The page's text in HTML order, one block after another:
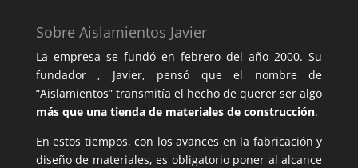
Sobre Aislamientos Javier
La empresa se fundó en febrero del año 2000. Su
fundador , Javier, pensó que el nombre de
“Aislamientos” transmitía el hecho de querer ser algo
más que una tienda de materiales de construcción.
En estos tiempos, con los avances en la fabricación y
diseño de materiales, es obligatorio poner al alcance